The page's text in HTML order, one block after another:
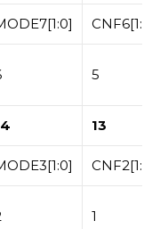
CNF6[1:0]
5
13
CNF2[1:0]
1